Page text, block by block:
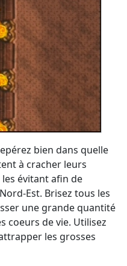
bien dans quelle
à cracher leurs
les évitant afin de
Est. Brisez tous les
une grande quantité
coeurs de vie. Utilisez
les grosses